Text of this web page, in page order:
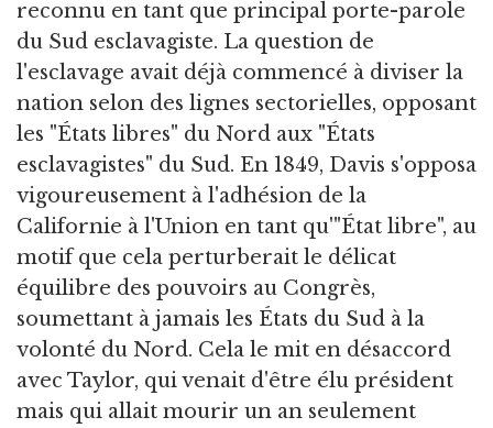
reconnu en tant que principal porte-parole
du Sud esclavagiste. La question de
l'esclavage avait déjà commencé à diviser la
nation selon des lignes sectorielles, opposant
les "États libres" du Nord aux "États
esclavagistes" du Sud. En 1849, Davis s'opposa
vigoureusement à l'adhésion de la
Californie à l'Union en tant qu'"État libre", au
motif que cela perturberait le délicat
équilibre des pouvoirs au Congrès,
soumettant à jamais les États du Sud à la
volonté du Nord. Cela le mit en désaccord
avec Taylor, qui venait d'être élu président
mais qui allait mourir un an seulement